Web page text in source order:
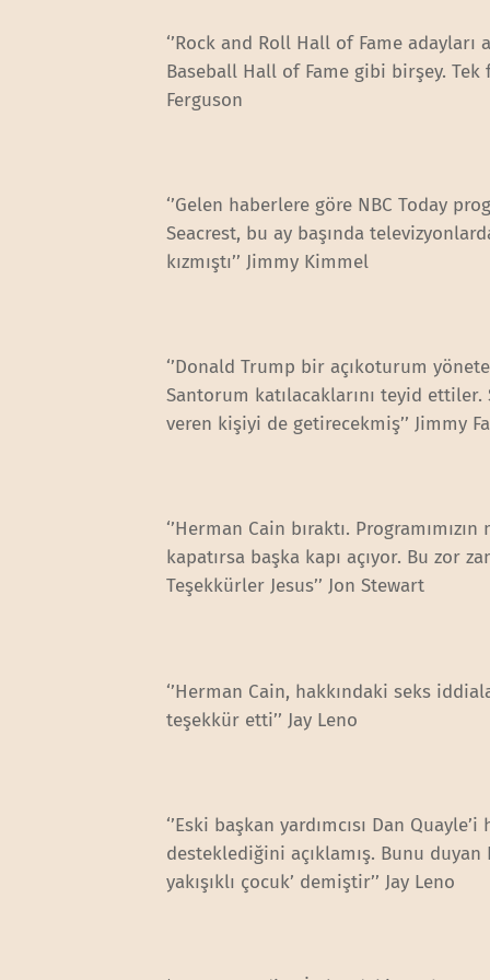
‘’Rock and Roll Hall of Fame
Baseball Hall of Fame gibi birşey. Tek
Ferguson
‘’Gelen haberlere göre NBC Today
Seacrest, bu ay başında
kızmıştı’’ Jimmy Kimmel
‘’Donald Trump bir açıkoturum
Santorum katılacaklarını teyid
veren kişiyi de getirecekmiş’’ Jimmy
‘’Herman Cain bıraktı.
kapatırsa başka kapı açıyor. Bu zor
Teşekkürler Jesus’’ Jon Stewart
‘’Herman Cain, hakkındaki seks
teşekkür etti’’ Jay Leno
‘’Eski başkan yardımcısı Dan
desteklediğini açıklamış. Bunu
yakışıklı çocuk’ demiştir’’ Jay Leno